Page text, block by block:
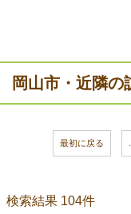
岡山市・近隣の
最初に戻る
検索結果 104件